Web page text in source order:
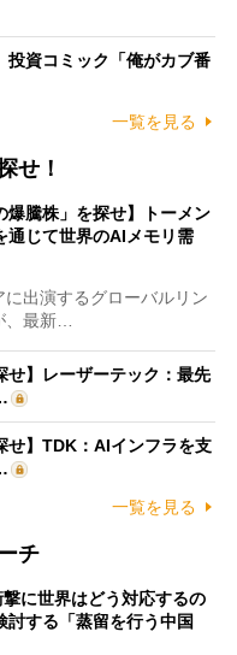
資コミック「俺がカブ番
一覧を見る
せ！
爆騰株」を探せ】トーメン
通じて世界のAIメモリ需
出演するグローバルリン
、最新…
せ】レーザーテック：最先
せ】TDK：AIインフラを支
一覧を見る
チ
に世界はどう対応するの
する「蒸留を行う中国